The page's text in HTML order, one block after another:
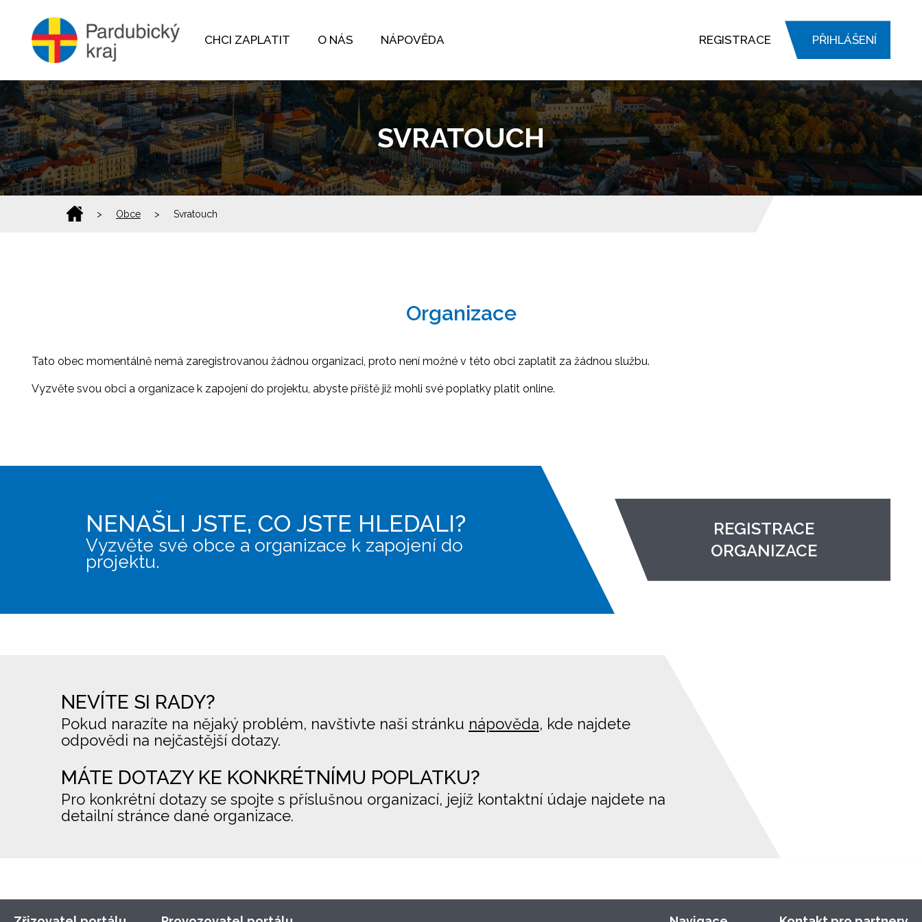
CHCI ZAPLATIT O NÁS NÁPOVĚDA REGISTRACE PŘIHLÁŠENÍ
SVRATOUCH
> Obce > Svratouch
Organizace
Tato obec momentálně nemá zaregistrovanou žádnou organizaci, proto není možné v této obci zaplatit za žádnou službu.
Vyzvěte svou obci a organizace k zapojení do projektu, abyste příště již mohli své poplatky platit online.
NENAŠLI JSTE, CO JSTE HLEDALI?
Vyzvěte své obce a organizace k zapojení do
projektu.
REGISTRACE
ORGANIZACE
NEVÍTE SI RADY?
Pokud narazíte na nějaký problém, navštivte naši stránku nápověda, kde najdete
odpovědi na nejčastější dotazy.
MÁTE DOTAZY KE KONKRÉTNÍMU POPLATKU?
Pro konkrétní dotazy se spojte s příslušnou organizací, jejíž kontaktní údaje najdete na
detailní stránce dané organizace.